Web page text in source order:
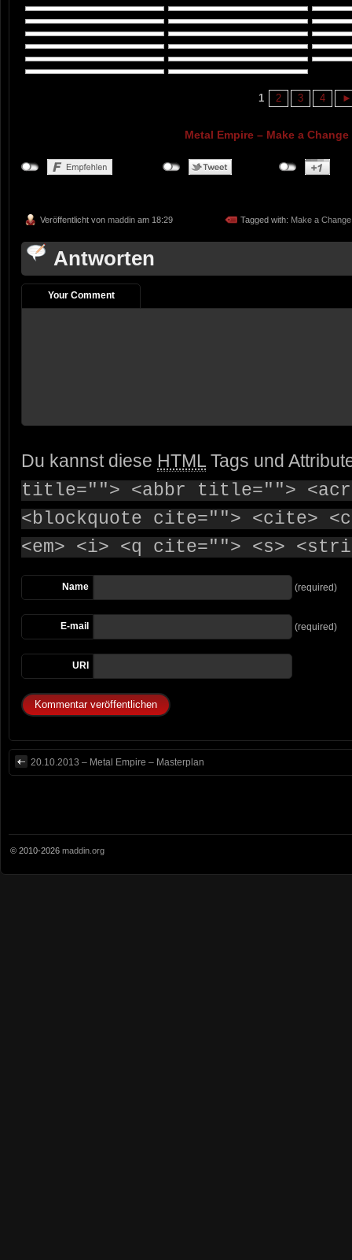
1 2 3 4 ►
Metal Empire – Make a
Veröffentlicht von maddin am 18:29 Tagged with: Make a
Antworten
Your Comment
Du kannst diese HTML Tags und
title=""> <abbr title="">
<blockquote cite=""> <cite>
<em> <i> <q cite=""> <s>
Name (required)
E-mail (required)
URI
20.10.2013 – Metal Empire – Masterplan
© 2010-2026 maddin.org